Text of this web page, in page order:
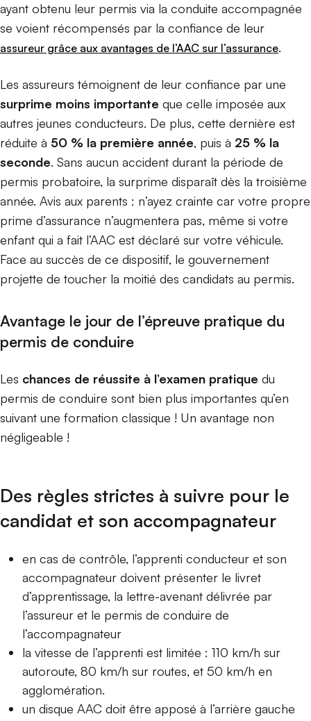
ayant obtenu leur permis via la conduite accompagnée
se voient récompensés par la confiance de leur
assureur grâce aux avantages de l’AAC sur l’assurance.
Les assureurs témoignent de leur confiance par une
surprime moins importante que celle imposée aux
autres jeunes conducteurs. De plus, cette dernière est
réduite à 50 % la première année, puis à 25 % la
seconde. Sans aucun accident durant la période de
permis probatoire, la surprime disparaît dès la troisième
année. Avis aux parents : n’ayez crainte car votre propre
prime d’assurance n’augmentera pas, même si votre
enfant qui a fait l’AAC est déclaré sur votre véhicule.
Face au succès de ce dispositif, le gouvernement
projette de toucher la moitié des candidats au permis.
Avantage le jour de l’épreuve pratique du
permis de conduire
Les chances de réussite à l’examen pratique du
permis de conduire sont bien plus importantes qu’en
suivant une formation classique ! Un avantage non
négligeable !
Des règles strictes à suivre pour le
candidat et son accompagnateur
en cas de contrôle, l’apprenti conducteur et son
accompagnateur doivent présenter le livret
d’apprentissage, la lettre-avenant délivrée par
l’assureur et le permis de conduire de
l’accompagnateur
la vitesse de l’apprenti est limitée : 110 km/h sur
autoroute, 80 km/h sur routes, et 50 km/h en
agglomération.
un disque AAC doit être apposé à l’arrière gauche